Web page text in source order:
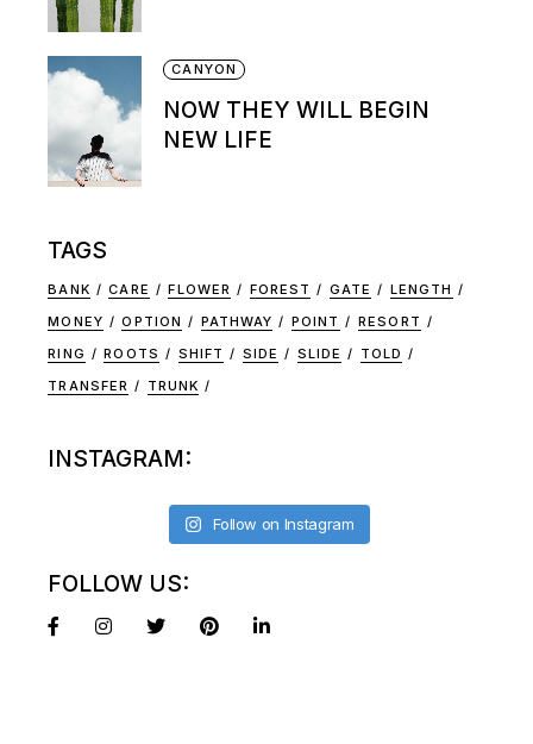
CANYON
NOW THEY WILL BEGIN
NEW LIFE
TAGS
BANK CARE FLOWER FOREST GATE
LENGTH
MONEY
OPTION PATHWAY POINT
RESORT
RING
ROOTS SHIFT SIDE SLIDE
TOLD
TRANSFER
TRUNK
INSTAGRAM:
Follow on Instagram
FOLLOW US: